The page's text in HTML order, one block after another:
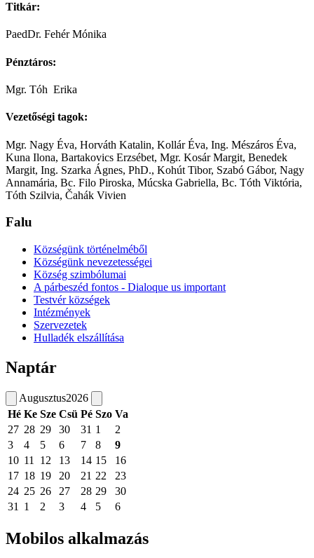
Titkár:
PaedDr. Fehér Mónika
Pénztáros:
Mgr. Tóh Erika
Vezetőségi tagok:
Mgr. Nagy Éva, Horváth Katalin, Kollár Éva, Ing. Mészáros Éva,
Kuna Ilona, Bartakovics Erzsébet, Mgr. Kosár Margit, Benedek
Margit, Ing. Szarka Ágnes, PhD., Kohút Tibor, Szabó Gábor, Nagy
Annamária, Bc. Filo Piroska, Múcska Gabriella, Bc. Tóth Viktória,
Tóth Szilvia, Čahák Vivien
Falu
Községünk történelméből
Községünk nevezetességei
Község szimbólumai
A párbeszéd fontos - Dialoque us important
Testvér községek
Intézmények
Szervezetek
Hulladék elszállítása
Naptár
Augusztus2026
Hé Ke Sze Csü Pé Szo Va
27 28 29 30 31 1
2
3
4 5 6 7 8
9
10 11 12 13 14 15
16
17 18 19 20 21 22
23
24 25 26 27 28 29
30
31
1 2 3 4 5 6
Mobilos alkalmazás